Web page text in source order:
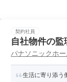
契約社員
自社物件の
パナソニックホ
生活に寄り添